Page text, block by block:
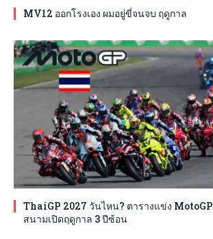
MV12 ออกโรงเอง ผมอยู่ขี่จนจบ ฤดูกาล
ThaiGP 2027 วันไหน? ตารางแข่ง
สนามเปิดฤดูกาล 3 ปีซ้อน